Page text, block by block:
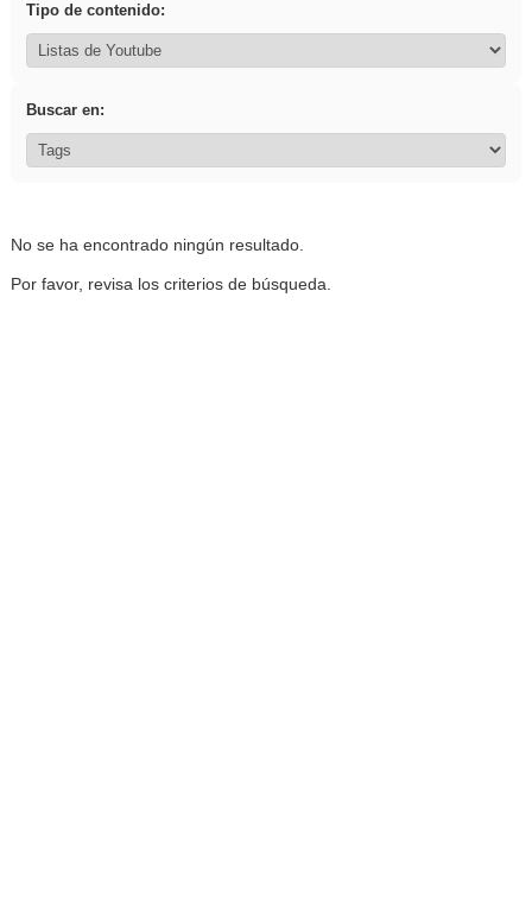
Tipo de contenido:
Buscar en:
No se ha encontrado ningún resultado.
Por favor, revisa los criterios de búsqueda.